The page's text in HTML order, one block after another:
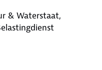
& Waterstaat,